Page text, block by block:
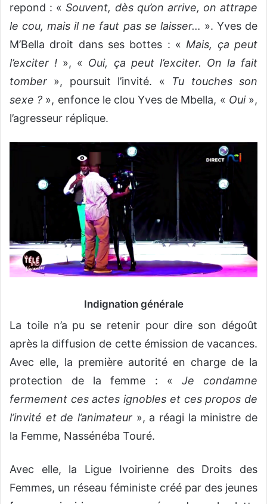
repond : «Souvent, dès qu’on arrive, on attrape
le cou, mais il ne faut pas se laisser… ». Yves de
M’Bella droit dans ses bottes : « Mais, ça peut
l’exciter ! », « Oui, ça peut l’exciter. On la fait
tomber », poursuit l’invité. « Tu touches son
sexe ? », enfonce le clou Yves de Mbella, « Oui»,
l’agresseur réplique.
Indignation générale
La toile n’a pu se retenir pour dire son dégoût
après la diffusion de cette émission de vacances.
Avec elle, la première autorité en charge de la
protection de la femme : « Je condamne
fermement ces actes ignobles et ces propos de
l’invité et de l’animateur », a réagi la ministre de
la Femme, Nassénéba Touré.
Avec elle, la Ligue Ivoirienne des Droits des
Femmes, un réseau féministe créé par des jeunes